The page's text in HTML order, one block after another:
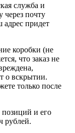
служба и
через почту
адрес придет
коробки (не
что заказ не
о вскрытии.
только после
и его
рублей.